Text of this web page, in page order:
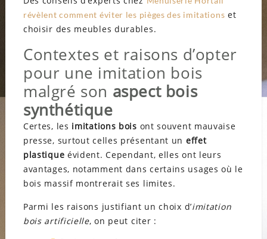
révèlent comment éviter les pièges des imitations et
choisir des meubles durables.
Contextes et raisons d’opter
pour une imitation bois
malgré son aspect bois
synthétique
Certes, les imitations bois ont souvent mauvaise
presse, surtout celles présentant un effet
plastique évident. Cependant, elles ont leurs
avantages, notamment dans certains usages où le
bois massif montrerait ses limites.
Parmi les raisons justifiant un choix d’imitation
bois artificielle, on peut citer :